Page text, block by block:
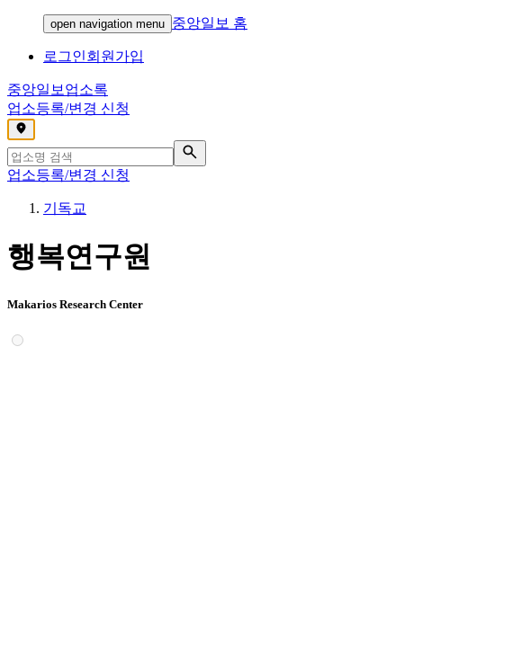
open navigation menu 중앙일보 홈
로그인회원가입
중앙일보 업소록
업소등록/변경 신청
,
업소등록/변경 신청
기독교
행복연구원
Makarios Research Center